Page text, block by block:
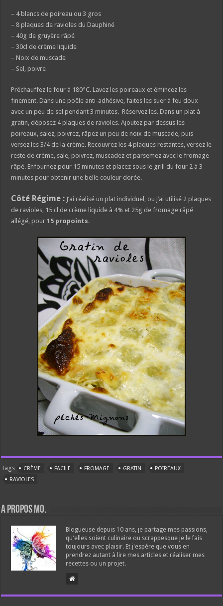
– 4 blancs de poireau ou 3 gros
– 8 plaques de ravioles du Dauphiné
– 40g de gruyère râpé
– 30cl de crème liquide
– Noix de muscade
– Sel, poivre
Préchauffez le four à 180°C. Lavez les poireaux et émincez les
finement. Dans une poêle anti-adhésive, faites les suer à feu doux
avec un peu de sel pendant 3 minutes. Réservez les. Dans un plat à
gratin, déposez 4 plaques de ravioles. Ajoutez par dessus les
poireaux, salez, poivrez, râpez un peu de noix de muscade, puis
versez les 3/4 de la crème. Recouvrez les 4 plaques restantes, versez le
reste de crème, sale, poivrez, muscadez et parsemez avec le fromage
râpé. Enfournez pour 15 minutes et placez sous le grill du four 2 à 3
minutes pour obtenir une belle couleur dorée.
Côté Régime : J’ai réalisé un plat individuel, ou j’ai utilisé 2 plaques
de ravioles, 15 cl de crème liquide à 4% et 25g de fromage râpé
allégé, pour15 propoints.
Tags CRÈME FACILE FROMAGE GRATIN
POIREAUX
RAVIOLES
A propos Mo.
Blogueuse depuis 10 ans, je partage mes passions,
qu'elles soient culinaire ou scrappesque je le fais
toujours avec plaisir. Et j'espère que vous en
prendrez autant à lire mes articles et réaliser mes
recettes ou un projet.